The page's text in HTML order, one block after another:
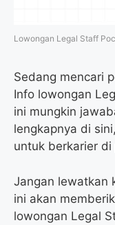
Lowongan Legal Staff
Sedang mencari
Info lowongan
ini mungkin
lengkapnya di
untuk berkarier
Jangan lewatkan
ini akan
lowongan Legal